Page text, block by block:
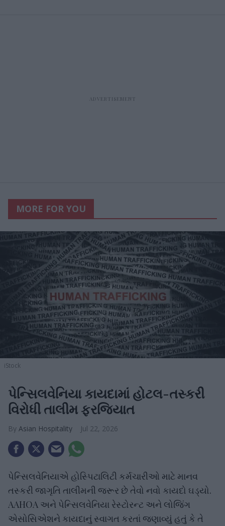
MORE FOR YOU
iStock
પેન્સિલવેનિયા કાયદામાં હોટલ-તસ્કરી
વિરોધી તાલીમ ફરજિયાત
Asian Hospitality Jul 22, 2026
પેન્સિલવેનિયાએ હોસ્પિટાલિટી કર્મચારીઓ માટે માનવ
તસ્કરી જાગૃતિ તાલીમની જરૂર છે તેવો નવો કાયદો ઘડ્યો.
AAHOA અને પેન્સિલવેનિયા રેસ્ટોરન્ટ અને લોજિંગ
એસોસિએશને કાયદાનું સ્વાગત કરતાં જણાવ્યું હતું કે તે